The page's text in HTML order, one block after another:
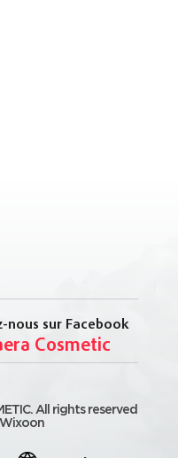
nous sur Facebook
Cosmetic
All rights reserved